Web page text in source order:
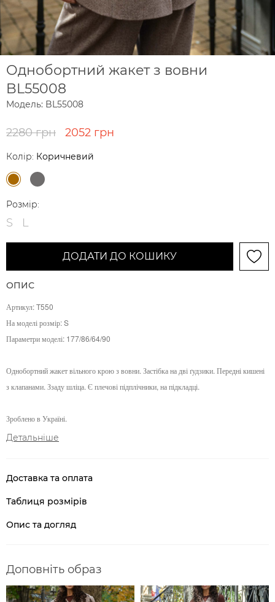
Однобортний жакет з вовни
BL55008
Модель: BL55008
2280 грн 2052 грн
Колір: Коричневий
Розмір:
S L
ДОДАТИ ДО КОШИКУ
ОПИС
Артикул:T550
На моделі розмір: S
Параметри моделі: 177/86/64/90
Однобортний жакет вільного крою з вовни. Застібка на дві ґудзики. Передні кишені
з клапанами. Ззаду шліца. Є плечові підплічники, на підкладці.
Зроблено в Україні.
Детальніше
Доставка та оплата
Таблиця розмірів
Опис та догляд
Доповніть образ